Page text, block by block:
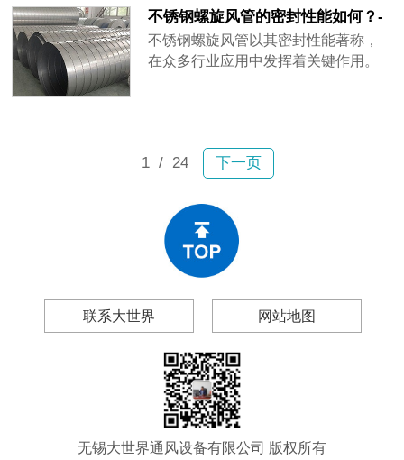
限公司生产的不锈钢螺旋风管，凭借
其不锈钢材质和精良的制造工艺，确
保了风管在使用过程中保持清洁和卫
生。
不锈钢螺旋风管的密封性能如何？-
[大世界]
不锈钢螺旋风管以其密封性能著称，
在众多行业应用中发挥着关键作用。
1 / 24 下一页
联系大世界 网站地图
无锡大世界通风设备有限公司 版权所有